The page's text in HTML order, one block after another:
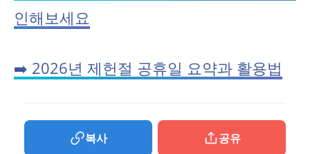
인해보세요
➡️ 2026년 제헌절 공휴일 요약과 활용법
복사 공유